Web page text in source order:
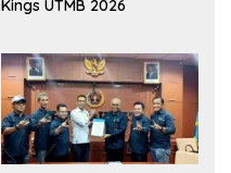
Kings UTMB 2026